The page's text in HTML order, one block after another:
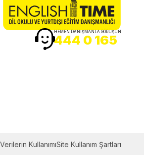
HEMEN DANIŞMANLA GÖRÜŞÜN
444 0 165
KullanımıSite Kullanım Şartları